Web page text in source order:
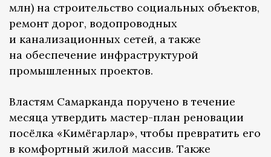
млн) на строительство социальных объектов,
ремонт дорог, водопроводных
и канализационных сетей, а также
на обеспечение инфраструктурой
промышленных проектов.
Властям Самарканда поручено в течение
месяца утвердить мастер-план реновации
посёлка «Кимёгарлар», чтобы превратить его
в комфортный жилой массив. Также